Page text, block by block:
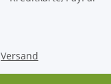
Versand